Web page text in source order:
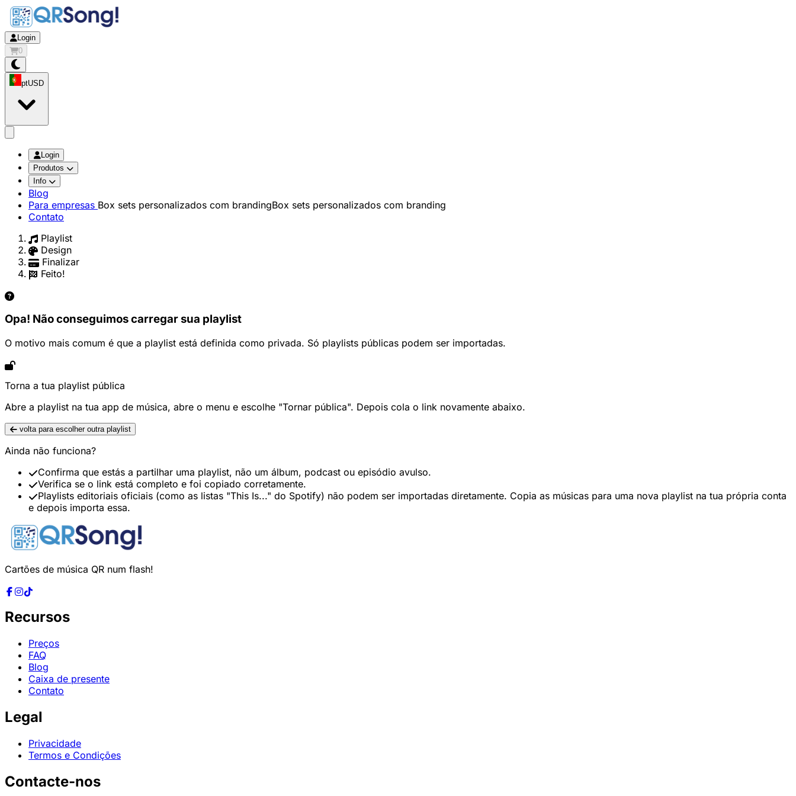
Login
0
ptUSD
Login
Produtos
Info
Blog
Para empresas Box sets personalizados com brandingBox sets personalizados com branding
Contato
Playlist
Design
Finalizar
Feito!
Opa! Não conseguimos carregar sua playlist
O motivo mais comum é que a playlist está definida como privada. Só playlists públicas podem ser importadas.
Torna a tua playlist pública
Abre a playlist na tua app de música, abre o menu e escolhe "Tornar pública". Depois cola o link novamente abaixo.
volta para escolher outra playlist
Ainda não funciona?
Confirma que estás a partilhar uma playlist, não um álbum, podcast ou episódio avulso.
Verifica se o link está completo e foi copiado corretamente.
Playlists editoriais oficiais (como as listas "This Is..." do Spotify) não podem ser importadas diretamente. Copia as músicas para uma nova playlist na tua própria conta
e depois importa essa.
Cartões de música QR num flash!
Recursos
Preços
FAQ
Blog
Caixa de presente
Contato
Legal
Privacidade
Termos e Condições
Contacte-nos